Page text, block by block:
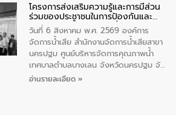
ประชาชน ตัวแทนจากโรงแรมต่างๆ ในเขต
เทศบาลตำบลราไวย์ ศูนย์บริหารจัดการ
คุณภาพน้ำเทศบาลตำบลราไวย์ นำโดยนาย
น้อย แก้วเศษ ผู้จัดการสำนักงานจัดการน้ำ
เสียสาขาภูเก็ต พร้อมด้วยเจ้าหน้าที่ จำนวน
5 คน ร่วมทำกิจกรรม ทำความสะอาด
ชายหาดและแหล่งท่องเที่ยว ณ บริเวณ
โครงการส่งเสริมความรู้และการมีส่วน
ร่วมของประชาชนในการป้องกันและ
แก้ไขปัญหาน้ำเสียอย่างยั่งยืน
วันที่ 6 สิงหาคม พ.ศ. 2569 องค์การ
จัดการน้ำเสีย สำนักงานจัดการน้ำเสียสาขา
นครปฐม ศูนย์บริหารจัดการคุณภาพน้ำ
เทศบาลตำบลบางเลน จังหวัดนครปฐม จัด
กิจกรรมภายใต้โครงการส่งเสริมความรู้และ
อ่านรายละเอียด »